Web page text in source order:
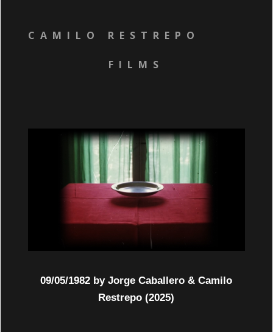
CAMILO RESTREPO
FILMS
09/05/1982 by Jorge Caballero & Camilo
Restrepo (2025)